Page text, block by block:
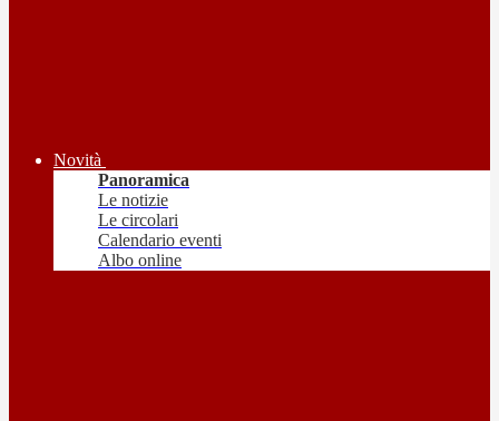
Novità
Panoramica
Le notizie
Le circolari
Calendario eventi
Albo online